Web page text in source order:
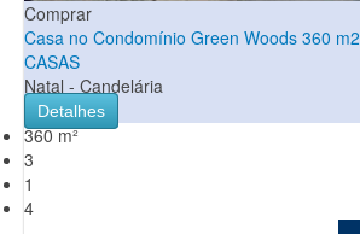
Comprar
Casa no Condomínio Green Woods 360 m2
CASAS
Natal - Candelária
Detalhes
360 m²
3
1
4